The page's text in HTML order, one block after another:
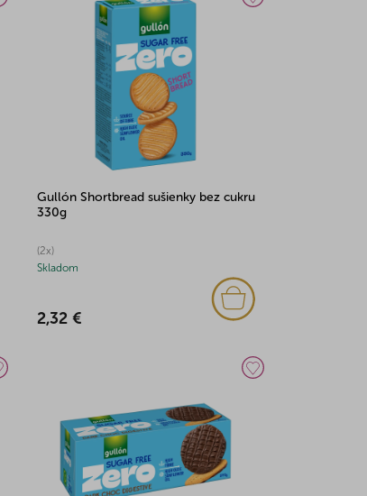
Gullón Shortbread sušienky bez cukru
330g
(2x)
Skladom
2,32 €